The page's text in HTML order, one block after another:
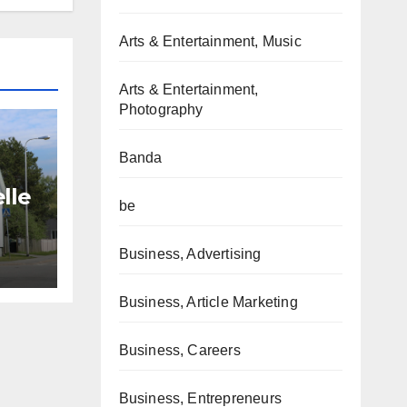
les
Arts & Entertainment, Music
Arts & Entertainment,
Photography
Banda
be
Business, Advertising
Business, Article Marketing
Business, Careers
Business, Entrepreneurs